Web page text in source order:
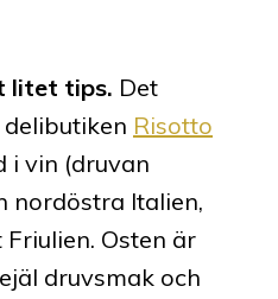
litet tips. Det
Risotto
i vin (druvan
nordöstra Italien,
Osten är
druvsmak och